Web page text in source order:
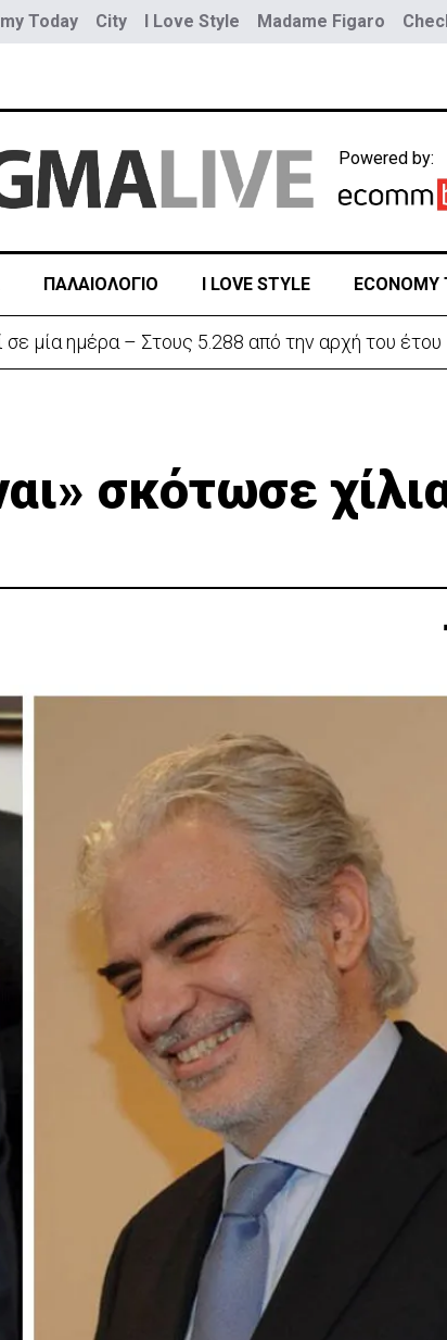
Today City I Love Style Madame Figaro
Powered by:
ΠΑΛΑΙΟΛΟΓΙΟ I LOVE STYLE ECONOMY
μία ημέρα – Στους 5.288 από την αρχή του έτου
σκότωσε